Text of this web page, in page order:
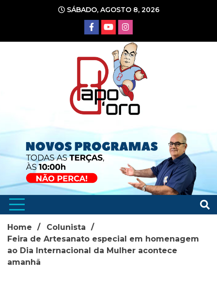
conteúdo
SÁBADO, AGOSTO 8, 2026
Home
Colunista
Feira de Artesanato especial em homenagem
ao Dia Internacional da Mulher acontece
amanhã